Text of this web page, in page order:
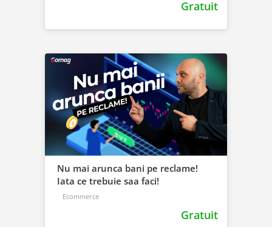
Gratuit
Nu mai arunca bani pe reclame!
Iata ce trebuie saa faci!
Ecommerce
Gratuit